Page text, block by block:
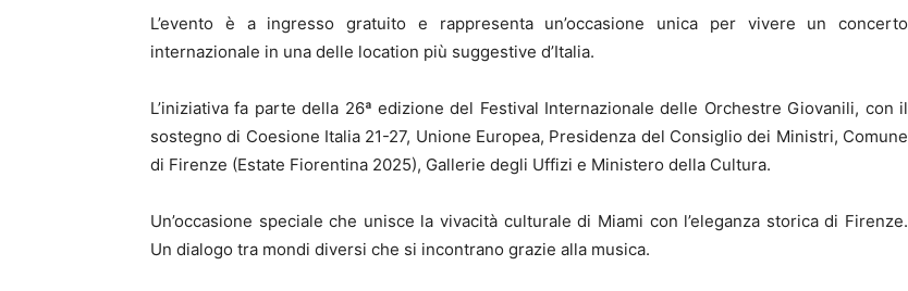
L’evento è a ingresso gratuito e rappresenta un’occasione unica per vivere un concerto
internazionale in una delle location più suggestive d’Italia.
L’iniziativa fa parte della 26ª edizione del Festival Internazionale delle Orchestre Giovanili, con il
sostegno di Coesione Italia 21-27, Unione Europea, Presidenza del Consiglio dei Ministri, Comune
di Firenze (Estate Fiorentina 2025), Gallerie degli Uffizi e Ministero della Cultura.
Un’occasione speciale che unisce la vivacità culturale di Miami con l’eleganza storica di Firenze.
Un dialogo tra mondi diversi che si incontrano grazie alla musica.